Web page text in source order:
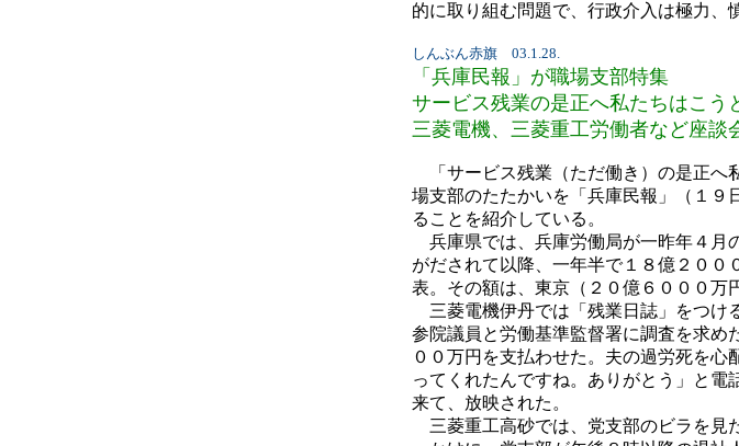
的に取り組む問題で、行政介入は極力、
しんぶん赤旗 03.1.28.
「兵庫民報」が職場支部特集
サービス残業の是正へ私たちはこう
三菱電機、三菱重工労働者など座談
「サービス残業（ただ働き）の是正へ
場支部のたたかいを「兵庫民報」（１９
ることを紹介している。
兵庫県では、兵庫労働局が一昨年４月
がだされて以降、一年半で１８億２００
表。その額は、東京（２０億６０００万
三菱電機伊丹では「残業日誌」をつけ
参院議員と労働基準監督署に調査を求め
００万円を支払わせた。夫の過労死を
ってくれたんですね。ありがとう」と電
来て、放映された。
三菱重工高砂では、党支部のビラを見